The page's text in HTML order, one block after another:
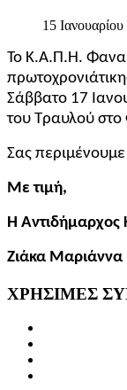
15
Το Κ.Α.Π.Η.
Σάββατο 17
του Τραυλού
Σας
Με τιμή,
Η Αντιδήμαρχος
Ζιάκα Μαριάννα
ΧΡΗΣΙΜΕΣ